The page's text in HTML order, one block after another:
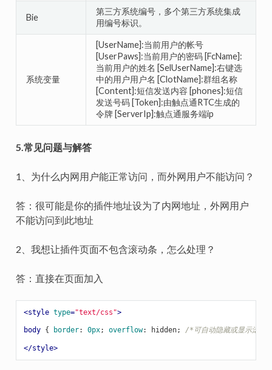
Bie
第三方系统编号，多个第三方系统集成
用编号标识。
系统变量
[UserName]:当前用户的帐号
[UserPaws]:当前用户的密码 [FcName]:
当前用户的姓名 [SelUserName]:右键选
中的用户用户名 [ClotName]:群组名称
[Content]:短信发送内容 [phones]:短信
发送号码 [Token]:由触点通RTC生成的
令牌 [ServerIp]:触点通服务端ip
5.常见问题与解答
1、为什么内网用户能正常访问，而外网用户不能访问？
答：很可能是你的插件地址设为了内网地址，外网用户
不能访问到此地址
2、我想让插件页面不包含滚动条，怎么处理？
答：直接在页面加入
<style type="text/css">
body { border: 0px; overflow: hidden; /*可自动隐藏或显示滚
</style>